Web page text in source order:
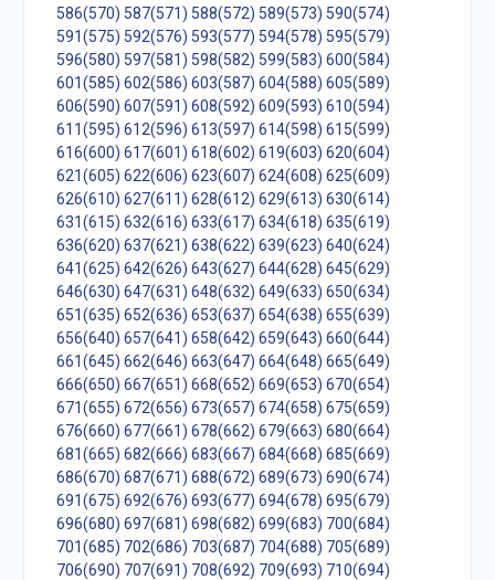
586(570) 587(571) 588(572) 589(573) 590(574)
591(575) 592(576) 593(577) 594(578) 595(579)
596(580) 597(581) 598(582) 599(583) 600(584)
601(585) 602(586) 603(587) 604(588) 605(589)
606(590) 607(591) 608(592) 609(593) 610(594)
611(595) 612(596) 613(597) 614(598) 615(599)
616(600) 617(601) 618(602) 619(603) 620(604)
621(605) 622(606) 623(607) 624(608) 625(609)
626(610) 627(611) 628(612) 629(613) 630(614)
631(615) 632(616) 633(617) 634(618) 635(619)
636(620) 637(621) 638(622) 639(623) 640(624)
641(625) 642(626) 643(627) 644(628) 645(629)
646(630) 647(631) 648(632) 649(633) 650(634)
651(635) 652(636) 653(637) 654(638) 655(639)
656(640) 657(641) 658(642) 659(643) 660(644)
661(645) 662(646) 663(647) 664(648) 665(649)
666(650) 667(651) 668(652) 669(653) 670(654)
671(655) 672(656) 673(657) 674(658) 675(659)
676(660) 677(661) 678(662) 679(663) 680(664)
681(665) 682(666) 683(667) 684(668) 685(669)
686(670) 687(671) 688(672) 689(673) 690(674)
691(675) 692(676) 693(677) 694(678) 695(679)
696(680) 697(681) 698(682) 699(683) 700(684)
701(685) 702(686) 703(687) 704(688) 705(689)
706(690) 707(691) 708(692) 709(693) 710(694)